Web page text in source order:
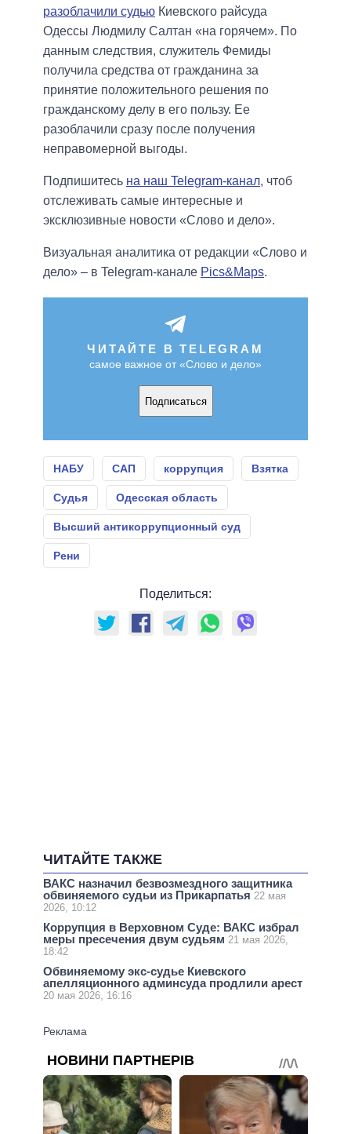
разоблачили судью Киевского райсуда
Одессы Людмилу Салтан «на горячем». По
данным следствия, служитель Фемиды
получила средства от гражданина за
принятие положительного решения по
гражданскому делу в его пользу. Ее
разоблачили сразу после получения
неправомерной выгоды.
Подпишитесь на наш Telegram-канал, чтоб
отслеживать самые интересные и
эксклюзивные новости «Слово и дело».
Визуальная аналитика от редакции «Слово и
дело» – в Telegram-канале Pics&Maps.
ЧИТАЙТЕ В TELEGRAM
самое важное от «Слово и дело»
Подписаться
НАБУ САП коррупция Взятка
Судья Одесская область
Высший антикоррупционный суд
Рени
Поделиться:
ЧИТАЙТЕ ТАКЖЕ
ВАКС назначил безвозмездного защитника
обвиняемого судьи из Прикарпатья 22 мая
2026, 10:12
Коррупция в Верховном Суде: ВАКС избрал
меры пресечения двум судьям 21 мая 2026,
18:42
Обвиняемому экс-судье Киевского
апелляционного админсуда продлили арест
20 мая 2026, 16:16